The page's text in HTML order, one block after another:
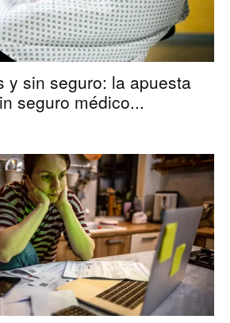
y sin seguro: la apuesta
seguro médico...